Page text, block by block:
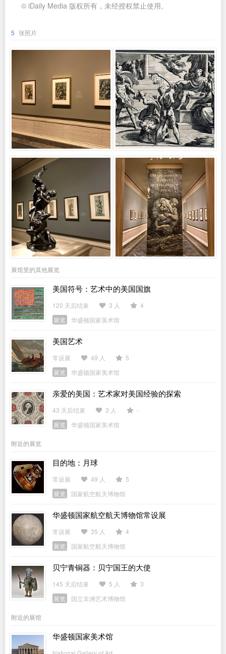
© iDaily Media 版权所有，未经授权禁止使用。
5 张照片
展馆里的其他展览
美国符号：艺术中的美国国旗
120 天后结束 3 人
4
展览
华盛顿国家美术馆
美国艺术
常设展 49 人
5
展览
华盛顿国家美术馆
亲爱的美国：艺术家对美国经验的探索
43 天后结束 3 人
-
展览
华盛顿国家美术馆
附近的展览
目的地：月球
常设展 49 人
5
展览
国家航空航天博物馆
华盛顿国家航空航天博物馆常设展
常设展 35 人
4
展览
国家航空航天博物馆
贝宁青铜器：贝宁国王的大使
145 天后结束 5 人
3
展览
国立非洲艺术博物馆
附近的展馆
华盛顿国家美术馆